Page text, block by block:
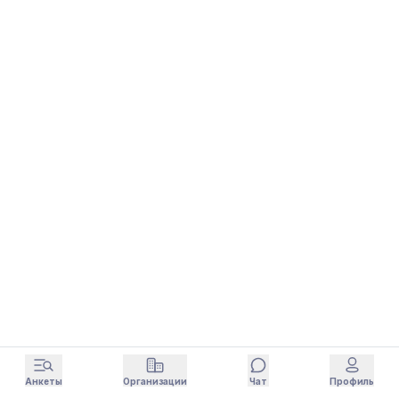
Анкеты Организации Чат Профиль